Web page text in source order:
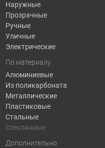
Наружные
Прозрачные
Ручные
Уличные
Электрические
По материалу
Алюминиевые
Из поликарбоната
Металлические
Пластиковые
Стальные
Стеклянные
Дополнительно